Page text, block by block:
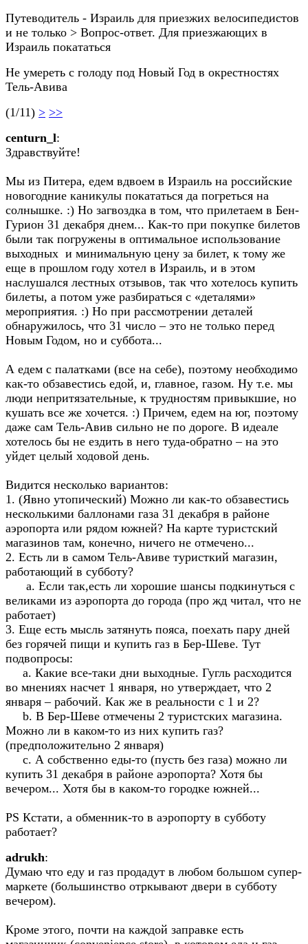
Путеводитель - Израиль для приезжих велосипедистов
и не только > Вопрос-ответ. Для приезжающих в
Израиль покататься
Не умереть с голоду под Новый Год в окрестностях
Тель-Авива
(1/11) > >>
centurn_l:
Здравствуйте!
Мы из Питера, едем вдвоем в Израиль на российские
новогодние каникулы покататься да погреться на
солнышке. :) Но загвоздка в том, что прилетаем в Бен-
Гурион 31 декабря днем... Как-то при покупке билетов
были так погружены в оптимальное использование
выходных и минимальную цену за билет, к тому же
еще в прошлом году хотел в Израиль, и в этом
наслушался лестных отзывов, так что хотелось купить
билеты, а потом уже разбираться с «деталями»
мероприятия. :) Но при рассмотрении деталей
обнаружилось, что 31 число – это не только перед
Новым Годом, но и суббота...
А едем с палатками (все на себе), поэтому необходимо
как-то обзавестись едой, и, главное, газом. Ну т.е. мы
люди непритязательные, к трудностям привыкшие, но
кушать все же хочется. :) Причем, едем на юг, поэтому
даже сам Тель-Авив сильно не по дороге. В идеале
хотелось бы не ездить в него туда-обратно – на это
уйдет целый ходовой день.
Видится несколько вариантов:
1. (Явно утопический) Можно ли как-то обзавестись
несколькими баллонами газа 31 декабря в районе
аэропорта или рядом южней? На карте туристский
магазинов там, конечно, ничего не отмечено...
2. Есть ли в самом Тель-Авиве туристкий магазин,
работающий в субботу?
a. Если так,есть ли хорошие шансы подкинуться с
великами из аэропорта до города (про жд читал, что не
работает)
3. Еще есть мысль затянуть пояса, поехать пару дней
без горячей пищи и купить газ в Бер-Шеве. Тут
подвопросы:
a. Какие все-таки дни выходные. Гугль расходится
во мнениях насчет 1 января, но утверждает, что 2
января – рабочий. Как же в реальности с 1 и 2?
b. В Бер-Шеве отмечены 2 туристских магазина.
Можно ли в каком-то из них купить газ?
(предположительно 2 января)
c. А собственно еды-то (пусть без газа) можно ли
купить 31 декабря в районе аэропорта? Хотя бы
вечером... Хотя бы в каком-то городке южней...
PS Кстати, а обменник-то в аэропорту в субботу
работает?
adrukh:
Думаю что еду и газ продадут в любом большом супер-
маркете (большинство отркывают двери в субботу
вечером).
Кроме этого, почти на каждой заправке есть